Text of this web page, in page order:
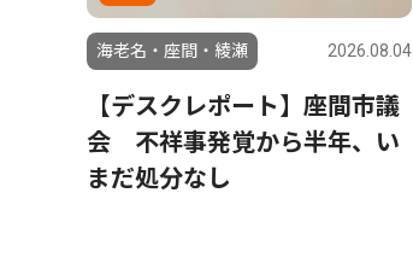
海老名・座間・綾瀬 2026.08.04
【デスクレポート】座間市議
会 不祥事発覚から半年、い
まだ処分なし